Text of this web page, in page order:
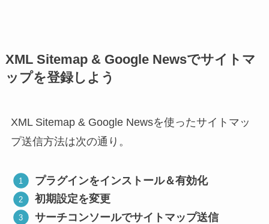
XML Sitemap & Google Newsでサイトマ
ップを登録しよう
XML Sitemap & Google Newsを使ったサイトマッ
プ送信方法は次の通り。
プラグインをインストール＆有効化
初期設定を変更
サーチコンソールでサイトマップ送信